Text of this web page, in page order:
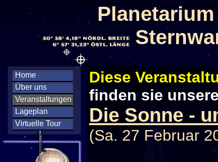
Home
Über uns
Veranstaltungen
Lageplan
Virtuelle Tour
Diese
finden sie
Die Sonne -
(Sa. 27 Februar